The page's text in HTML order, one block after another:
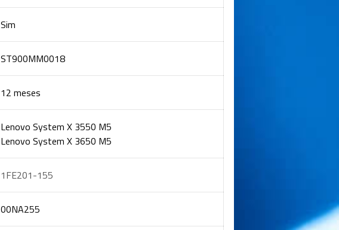
Sim
ST900MM0018
12 meses
Lenovo System X 3550 M5
LenovoSystem X 3650 M5
1FE201-155
00NA255